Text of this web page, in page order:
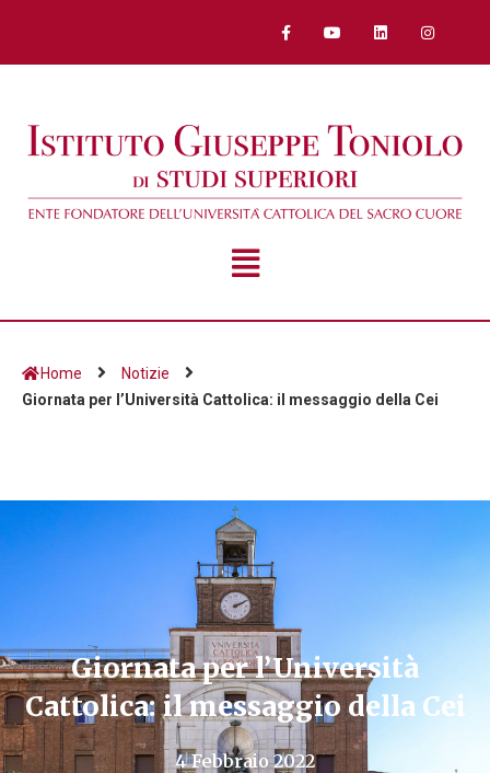
Home
Notizie
Giornata per l’Università Cattolica: il messaggio della Cei
Giornata per l’Università
Cattolica: il messaggio della Cei
4 Febbraio 2022